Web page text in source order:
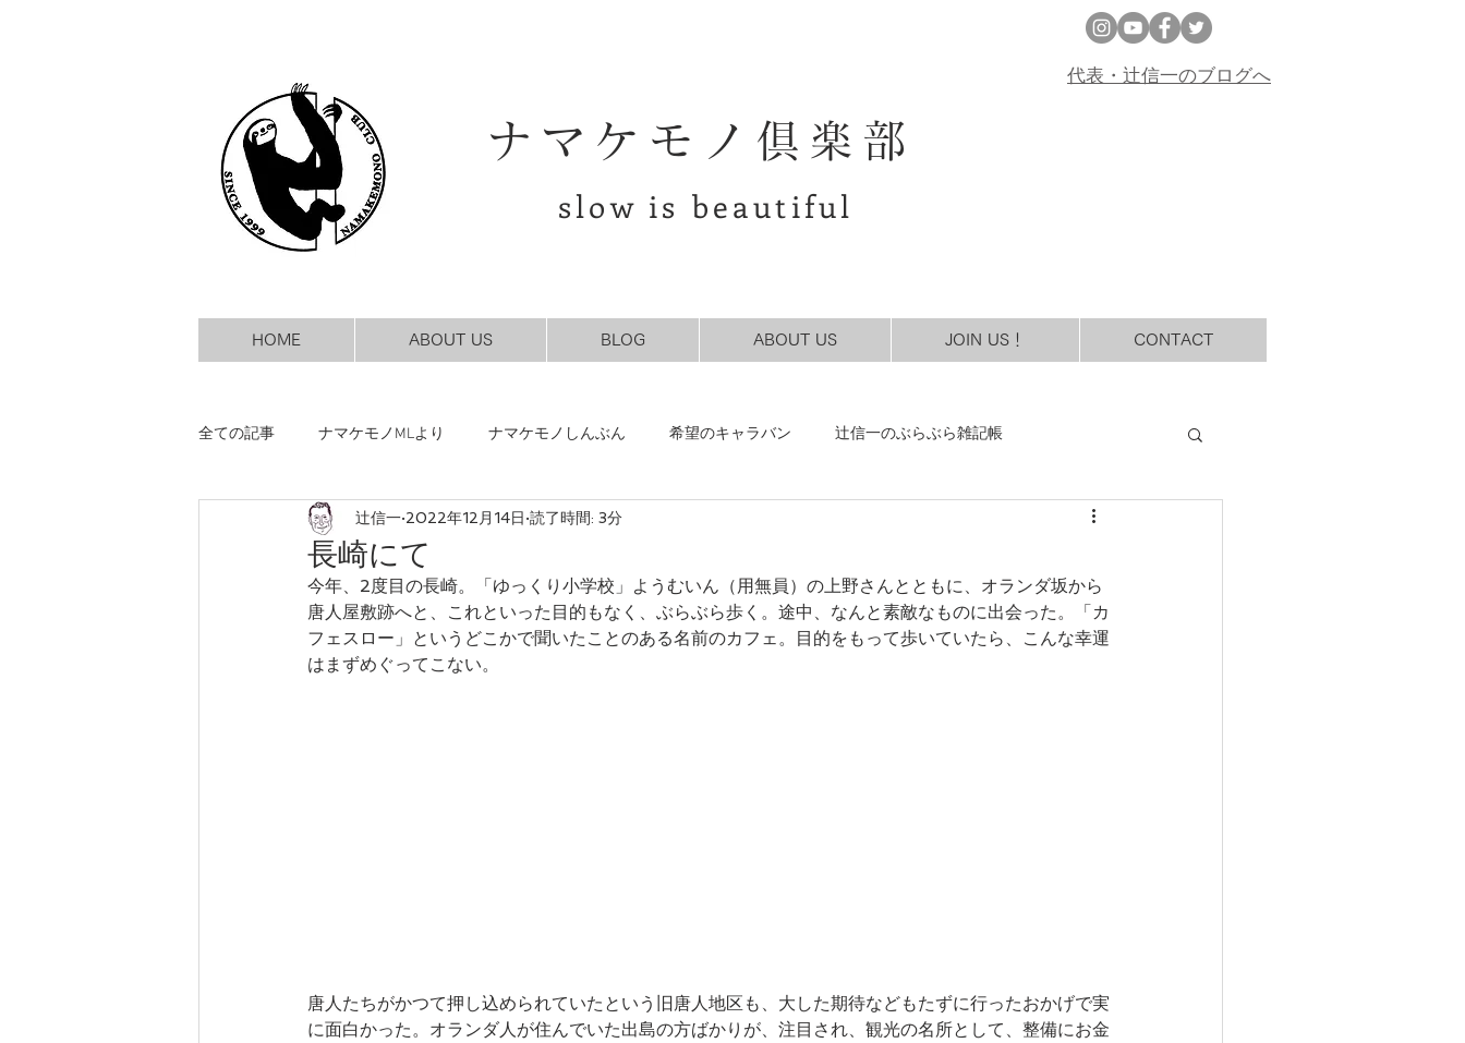
slow is beautiful
ナマケモノ倶楽部
代表・辻信一のブログへ
HOME ABOUT US BLOG ABOUT US JOIN US！ CONTACT
全ての記事 ナマケモノMLより ナマケモノしんぶん 希望のキャラバン 辻信一のぶらぶら雑記帳
ローカリゼーション 森林農業 友産友消
長崎にて
辻信一 2022年12月14日 読了時間: 3分
今年、2度目の長崎。「ゆっくり小学校」ようむいん（用無員）の上野さんとともに、オランダ坂から
唐人屋敷跡へと、これといった目的もなく、ぶらぶら歩く。途中、なんと素敵なものに出会った。「カ
フェスロー」というどこかで聞いたことのある名前のカフェ。目的をもって歩いていたら、こんな幸運
はまずめぐってこない。
唐人たちがかつて押し込められていたという旧唐人地区も、大した期待などもたずに行ったおかげで実
に面白かった。オランダ人が住んでいた出島の方ばかりが、注目され、観光の名所として、整備にお金